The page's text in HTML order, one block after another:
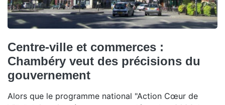
Centre-ville et commerces :
Chambéry veut des précisions du
gouvernement
Alors que le programme national "Action Cœur de